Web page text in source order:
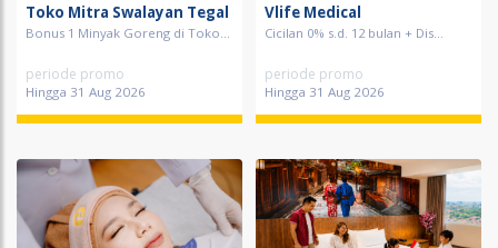
Toko Mitra Swalayan Tegal
Bonus 1 Minyak Goreng di Toko...
periode promo
Hingga 31 Aug 2026
Vlife Medical
Cicilan 0% s.d. 12 bulan + Dis...
periode promo
Hingga 31 Aug 2026